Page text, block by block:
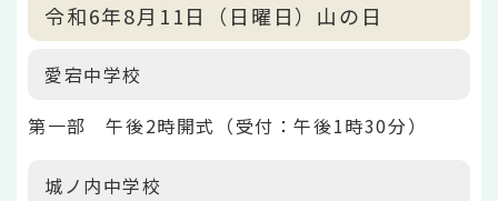
令和6年8月11日（日曜日）山の日
愛宕中学校
第一部 午後2時開式（受付：午後1時30分）
城ノ内中学校